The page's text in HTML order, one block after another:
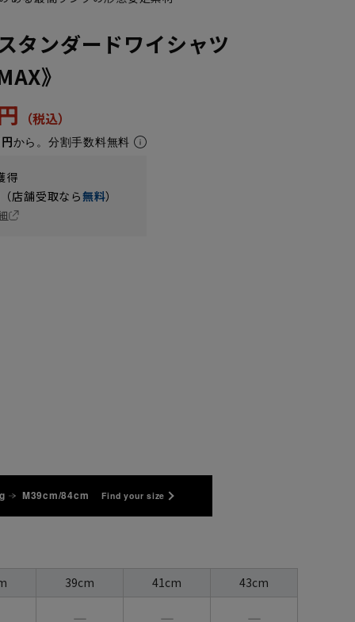
タンダードワイシャツ
》
から。分割手数料無料
得
店舗受取なら無料）
M39cm/84cm Find your size
39cm 41cm 43cm